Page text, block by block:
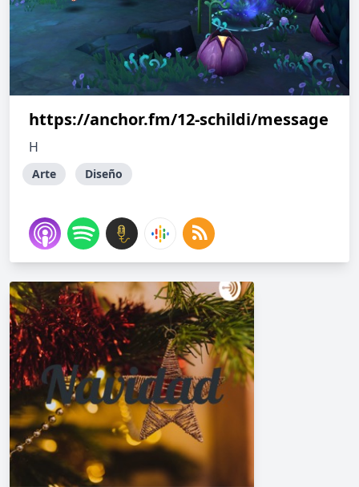
https://anchor.fm/12-schildi/message
H
Arte Diseño